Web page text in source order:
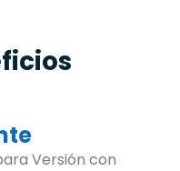
Versión con